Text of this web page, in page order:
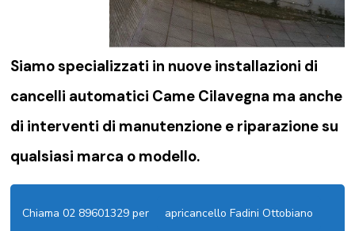
Siamo specializzati in nuove installazioni di
cancelli automatici Came Cilavegna ma anche
di interventi di manutenzione e riparazione su
qualsiasi marca o modello.
Chiama 02 89601329 per apricancello Fadini Ottobiano